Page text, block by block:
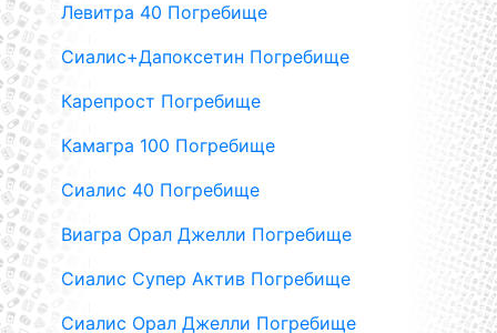
Левитра 40 Погребище
Сиалис+Дапоксетин Погребище
Карепрост Погребище
Камагра 100 Погребище
Сиалис 40 Погребище
Виагра Орал Джелли Погребище
Сиалис Супер Актив Погребище
Сиалис Орал Джелли Погребище